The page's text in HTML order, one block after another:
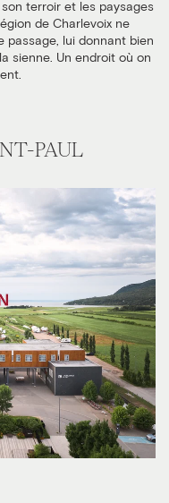
terroir et les paysages
de Charlevoix ne
passage, lui donnant bien
sienne. Un endroit où on
PAUL